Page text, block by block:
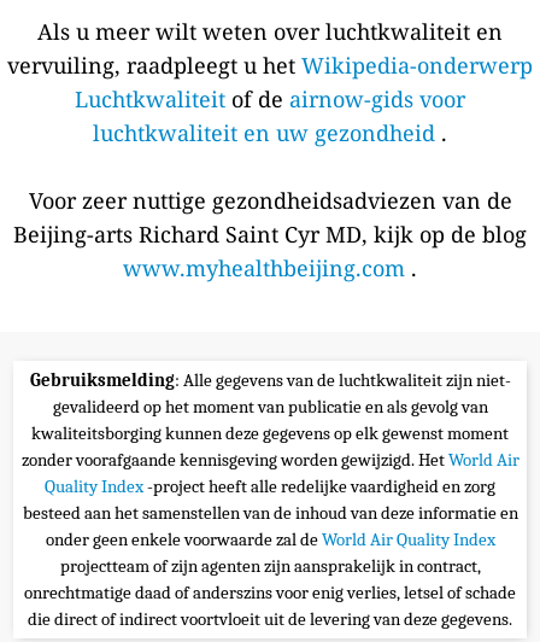
Als u meer wilt weten over luchtkwaliteit en
vervuiling, raadpleegt u het Wikipedia-onderwerp
Luchtkwaliteit of de airnow-gids voor
luchtkwaliteit en uw gezondheid .
Voor zeer nuttige gezondheidsadviezen van de
Beijing-arts Richard Saint Cyr MD, kijk op de blog
www.myhealthbeijing.com .
Gebruiksmelding: Alle gegevens van de luchtkwaliteit zijn niet-
gevalideerd op het moment van publicatie en als gevolg van
kwaliteitsborging kunnen deze gegevens op elk gewenst moment
zonder voorafgaande kennisgeving worden gewijzigd. HetWorld Air
Quality Index-project heeft alle redelijke vaardigheid en zorg
besteed aan het samenstellen van de inhoud van deze informatie en
onder geen enkele voorwaarde zal deWorld Air Quality Index
projectteam of zijn agenten zijn aansprakelijk in contract,
onrechtmatige daad of anderszins voor enig verlies, letsel of schade
die direct of indirect voortvloeit uit de levering van deze gegevens.